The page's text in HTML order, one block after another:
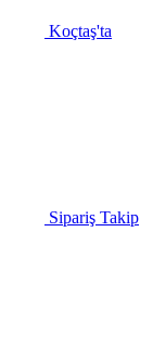
Koçtaş'ta
Sipariş Takip